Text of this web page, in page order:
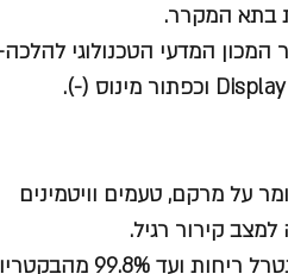
המדעי הטכנולוגי
למצב קירור רגיל.